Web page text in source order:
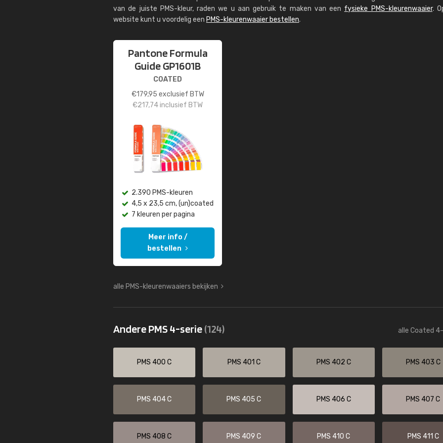
van de juiste PMS-kleur, raden we u aan gebruik te maken van een fysieke PMS-kleurenwaaier.
website kunt u voordelig een PMS-kleurenwaaier bestellen.
Pantone Formula
Guide GP1601B
COATED
€179,95 exclusief BTW
€217,74inclusief BTW
2.390 PMS-kleuren
4,5 x 23,5 cm, (un)coated
7 kleuren per pagina
Meer info /
bestellen
alle PMS-kleurenwaaiers bekijken
Andere PMS 4-serie(124) alle Coated
PMS 400 C PMS 401 C PMS 402 C PMS 403 C
PMS 404 C PMS 405 C PMS 406 C PMS 407 C
PMS 408 C PMS 409 C PMS 410 C PMS 411 C